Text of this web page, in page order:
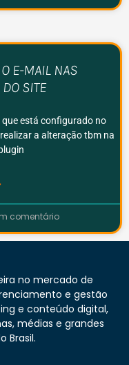
E-MAIL NAS
SITE
está configurado no
a alteração tbm na
comentário
no mercado de
e gestão
e conteúdo digital,
médias e grandes
Brasil.